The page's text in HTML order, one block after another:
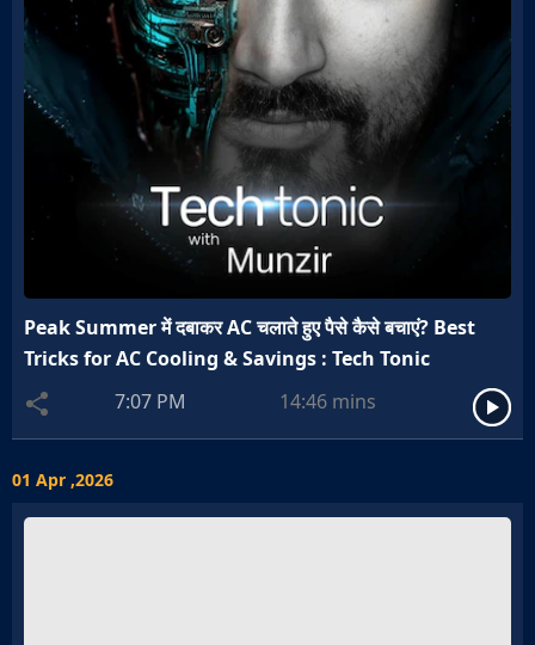
Peak Summer में दबाकर AC चलाते हुए पैसे कैसे बचाएं? Best
Tricks for AC Cooling & Savings : Tech Tonic
7:07 PM
14:46 mins
01 Apr ,2026